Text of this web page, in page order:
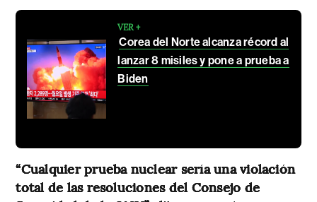
VER +
Corea del Norte alcanza récord al
lanzar 8 misiles y pone a prueba a
Biden
“Cualquier prueba nuclear sería una violación
total de las resoluciones del Consejo de